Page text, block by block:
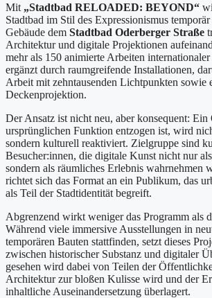
Mit „Stadtbad RELOADED: BEYOND“
Stadtbad im Stil des Expressionismus
Gebäude dem Stadtbad Oderberger Straße
Architektur und digitale Projektionen
mehr als 150 animierte Arbeiten
ergänzt durch raumgreifende Installationen,
Arbeit mit zehntausenden Lichtpunkten sowie
Deckenprojektion.
Der Ansatz ist nicht neu, aber konsequent: Ein
ursprünglichen Funktion entzogen ist, wird
sondern kulturell reaktiviert. Zielgruppe sind
Besucher:innen, die digitale Kunst nicht nur
sondern als räumliches Erlebnis wahrnehmen
richtet sich das Format an ein Publikum, das
als Teil der Stadtidentität begreift.
Abgrenzend wirkt weniger das Programm als
Während viele immersive Ausstellungen in
temporären Bauten stattfinden, setzt dieses
zwischen historischer Substanz und digitaler
gesehen wird dabei von Teilen der
Architektur zur bloßen Kulisse wird und der
inhaltliche Auseinandersetzung überlagert.